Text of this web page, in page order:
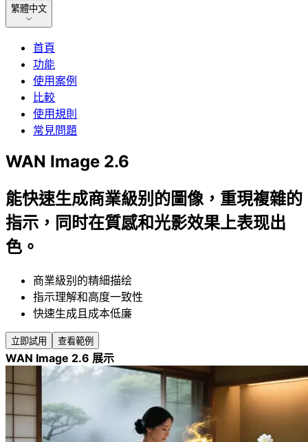
繁體中文
首頁
功能
使用案例
比較
使用規則
常見問題
WAN Image 2.6
能快速生成商業級别的圖像，重現複雜的
指示，同时在質感和光影效果上表现出
色。
商業級别的精細描绘
指示理解和高度一致性
快速生成且成本低廉
立即試用 查看範例
WAN Image 2.6 展示